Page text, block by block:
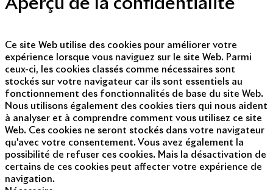
Ce site Web utilise des cookies pour améliorer votre
expérience lorsque vous naviguez sur le site Web. Parmi
ceux-ci, les cookies classés comme nécessaires sont
stockés sur votre navigateur car ils sont essentiels au
fonctionnement des fonctionnalités de base du site Web.
Nous utilisons également des cookies tiers qui nous aident
à analyser et à comprendre comment vous utilisez ce site
Web. Ces cookies ne seront stockés dans votre navigateur
qu'avec votre consentement. Vous avez également la
possibilité de refuser ces cookies. Mais la désactivation de
certains de ces cookies peut affecter votre expérience de
navigation.